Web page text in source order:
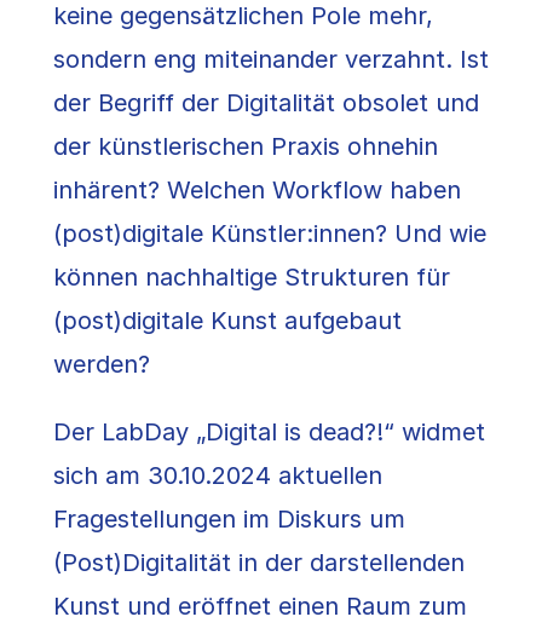
keine gegensätzlichen Pole mehr,
sondern eng miteinander verzahnt. Ist
der Begriff der Digitalität obsolet und
der künstlerischen Praxis ohnehin
inhärent? Welchen Workflow haben
(post)digitale Künstler:innen? Und wie
können nachhaltige Strukturen für
(post)digitale Kunst aufgebaut
werden?
Der LabDay „Digital is dead?!“ widmet
sich am 30.10.2024 aktuellen
Fragestellungen im Diskurs um
(Post)Digitalität in der darstellenden
Kunst und eröffnet einen Raum zum